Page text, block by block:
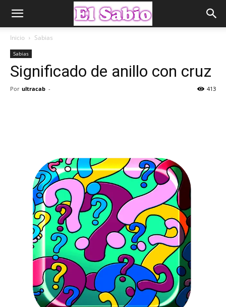
Inicio Sabias
Sabias
Significado de anillo con cruz
Por ultracab - 413